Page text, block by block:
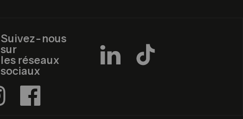
Suivez-nous
sur
les réseaux
sociaux